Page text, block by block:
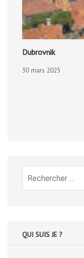
Dubrovnik
30 mars 2025
Recherche
pour
QUI SUIS JE ?